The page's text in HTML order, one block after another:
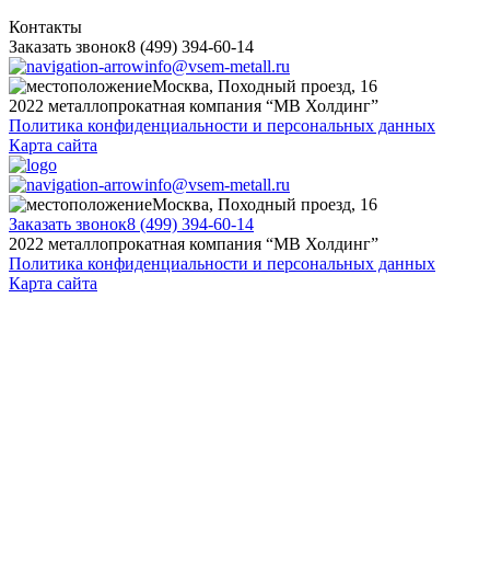
Контакты
Заказать звонок8 (499) 394-60-14
info@vsem-metall.ru
Москва, Походный проезд, 16
2022 металлопрокатная компания “MB Холдинг”
Политика конфиденциальности и персональных данных
Карта сайта
info@vsem-metall.ru
Москва, Походный проезд, 16
Заказать звонок8 (499) 394-60-14
2022 металлопрокатная компания “MB Холдинг”
Политика конфиденциальности и персональных данных
Карта сайта